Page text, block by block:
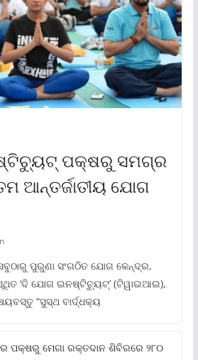
ପକ୍ଷରୁ ସମଗ୍ର
ଆନ୍ତର୍ଜାତୀୟ ଯୋଗ
ପୁରୁଣା ସଂଗଠିତ ଯୋଗ କେନ୍ଦ୍ର,
ସ୍ଥିତ ‘ଦି ଯୋଗ ଇନଷ୍ଟିଚ୍ୟୁଟ୍‌’ (ଟିୱାଇଆଇ),
“ସୁସ୍ଥ ବାର୍ଦ୍ଧକ୍ୟ
ପକ୍ଷରୁ ମେଗା ରକ୍ତଦାନ ଶିବିରରେ ୨୮୦